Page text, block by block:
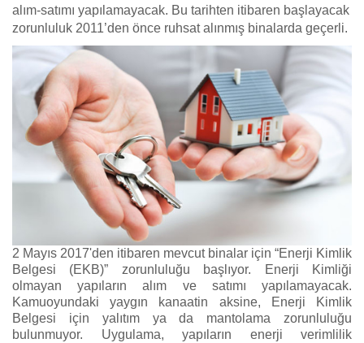
alım-satımı yapılamayacak. Bu tarihten itibaren başlayacak
zorunluluk 2011’den önce ruhsat alınmış binalarda geçerli.
2 Mayıs 2017'den itibaren mevcut binalar için “Enerji Kimlik
Belgesi (EKB)” zorunluluğu başlıyor. Enerji Kimliği
olmayan yapıların alım ve satımı yapılamayacak.
Kamuoyundaki yaygın kanaatin aksine, Enerji Kimlik
Belgesi için yalıtım ya da mantolama zorunluluğu
bulunmuyor. Uygulama, yapıların enerji verimlilik